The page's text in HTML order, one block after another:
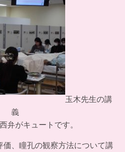
玉木先生の講
義
弁がキュートです。
価、瞳孔の観察方法について講